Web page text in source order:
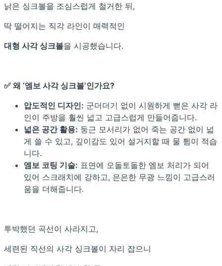
낡은 싱크볼을 조심스럽게 철거한 뒤,
딱 떨어지는 직각 라인이 매력적인
대형 사각 싱크볼을 시공했습니다.
✅ 왜 ’엠보 사각 싱크볼’인가요?
압도적인 디자인: 군더더기 없이 시원하게 뻗은 사각 라
인이 주방을 훨씬 넓고 고급스럽게 만들어줍니다.
넓은 공간 활용: 둥근 모서리가 없어 죽는 공간 없이 넓
게 쓸 수 있고, 깊이감도 있어 설거지할 때 물 튐이 적습
니다.
엠보 코팅 기술: 표면에 오돌토돌한 엠보 처리가 되어
있어 스크래치에 강하고, 은은한 무광 느낌이 고급스러
움을 더해줍니다.
투박했던 곡선이 사라지고,
세련된 직선의 사각 싱크볼이 자리 잡으니